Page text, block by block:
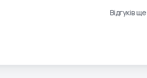
Відгуків